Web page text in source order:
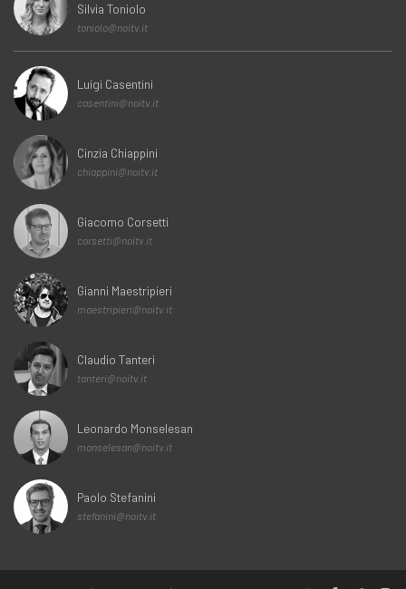
Silvia Toniolo
toniolo@noitv.it
Luigi Casentini
casentini@noitv.it
Cinzia Chiappini
chiappini@noitv.it
Giacomo Corsetti
corsetti@noitv.it
Gianni Maestripieri
maestripieri@noitv.it
Claudio Tanteri
tanteri@noitv.it
Leonardo Monselesan
monselesan@noitv.it
Paolo Stefanini
stefanini@noitv.it